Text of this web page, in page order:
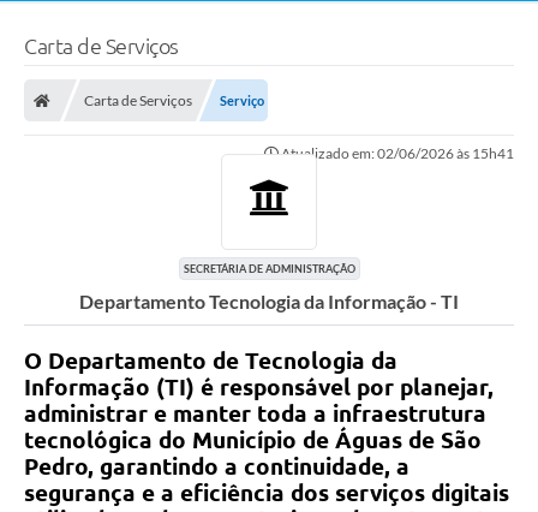
Carta de Serviços
Carta de Serviços Serviço
Atualizado em: 02/06/2026 às 15h41
SECRETÁRIA DE ADMINISTRAÇÃO
Departamento Tecnologia da Informação - TI
O Departamento de Tecnologia da
Informação (TI) é responsável por planejar,
administrar e manter toda a infraestrutura
tecnológica do Município de Águas de São
Pedro, garantindo a continuidade, a
segurança e a eficiência dos serviços digitais